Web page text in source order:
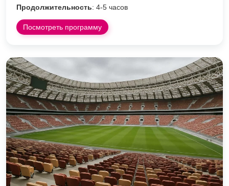
Продолжительность: 4-5 часов
Посмотреть программу